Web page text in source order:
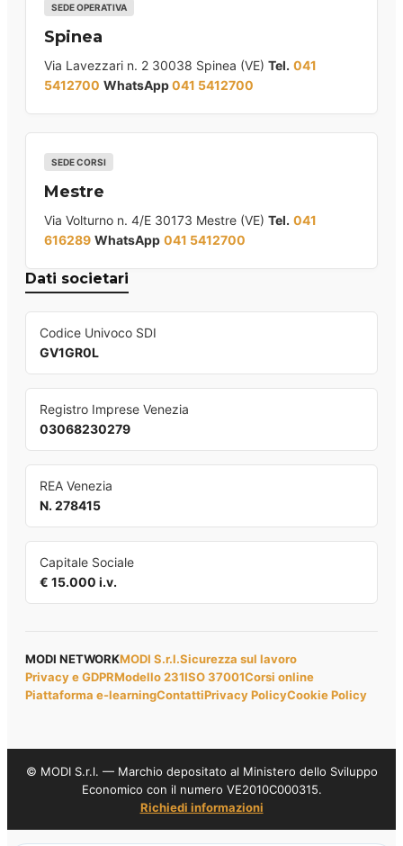
SEDE OPERATIVA
Spinea
Via Lavezzari n. 2 30038 Spinea (VE) Tel. 041
5412700 WhatsApp041 5412700
SEDE CORSI
Mestre
Via Volturno n. 4/E 30173 Mestre (VE) Tel. 041
616289 WhatsApp 041 5412700
Dati societari
Codice Univoco SDI
GV1GR0L
Registro Imprese Venezia
03068230279
REA Venezia
N. 278415
Capitale Sociale
€ 15.000 i.v.
MODI NETWORKMODI S.r.l.Sicurezza sul lavoro
Privacy e GDPRModello 231ISO 37001Corsi online
Piattaforma e-learningContattiPrivacy PolicyCookie Policy
© MODI S.r.l. — Marchio depositato al Ministero dello Sviluppo
Economico con il numero VE2010C000315.
Richiedi informazioni